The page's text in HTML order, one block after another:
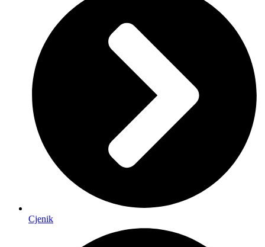
Cjenik